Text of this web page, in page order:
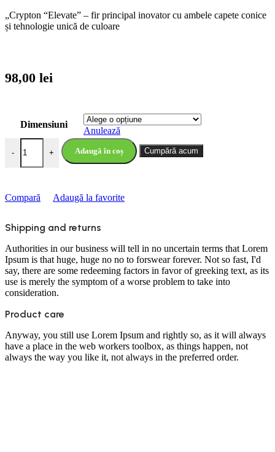
„Crypton “Elevate” – fir principal inovator cu ambele capete conice
și tehnologie unică de culoare
98,00 lei
Dimensiuni
Anulează
-
Cantitate Katran Elevate Crypton Double tapered
+ Adaugă în coș Cumpără acum
Compară Adaugă la favorite
Shipping and returns
Authorities in our business will tell in no uncertain terms that Lorem
Ipsum is that huge, huge no no to forswear forever. Not so fast, I'd
say, there are some redeeming factors in favor of greeking text, as its
use is merely the symptom of a worse problem to take into
consideration.
Product care
Anyway, you still use Lorem Ipsum and rightly so, as it will always
have a place in the web workers toolbox, as things happen, not
always the way you like it, not always in the preferred order.